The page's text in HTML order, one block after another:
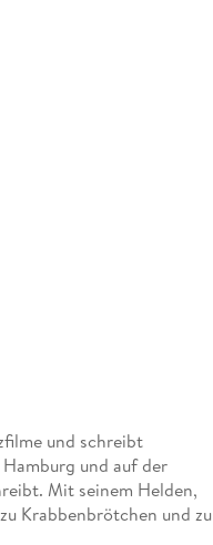
und schreibt
und auf der
Mit seinem Helden,
Krabbenbrötchen und zu